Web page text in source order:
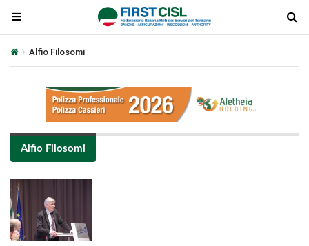
Alfio Filosomi
Alfio Filosomi